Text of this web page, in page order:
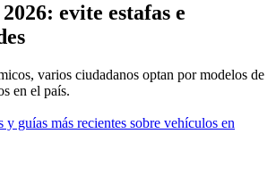
evite estafas e
varios ciudadanos optan por modelos de
en el país.
y guías más recientes sobre vehículos en